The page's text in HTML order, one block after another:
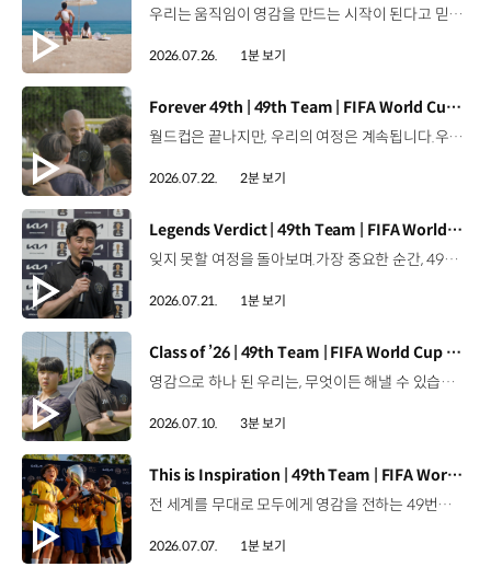
우리는 움직임이 영감을 만드는 시작이 된다고 믿습니다. 기아만의 Movement로 당신의 일상에 영감을 더해줄 2026 Kia Collection을 만나보세요. Designed to move you. Kia Collection 자세히 보기 ▶ #Kia #기아 #KiaCollection #기아컬렉션 #Designedtomoveyou #lifestyle
2026.07.26. 1분 보기
[동영상]
Forever 49th | 49th Team | FIFA World Cup 2026™
월드컵은 끝나지만, 우리의 여정은 계속됩니다.우리는 영원한 49번째 팀입니다. 자세히 보기 ▶ #Kia #InspirationConnectsUsAll #49thTeam #OMBC #FIFAWorldCup2026 유튜브 쇼츠 보기 >
2026.07.22. 2분 보기
[동영상]
Legends Verdict | 49th Team | FIFA World Cup 2026™
잊지 못할 여정을 돌아보며.가장 중요한 순간, 49번째 팀이 공을 건네며 완벽하게 임무를 해낸 그 순간을 함께 돌아봅니다. 자세히 보기 ▶ #Kia #InspirationConnectsUsAll #49thTeam #OMBC #FIFAWorldCup2026 유튜브 쇼츠 보기 >
2026.07.21. 1분 보기
[동영상]
Class of ’26 | 49th Team | FIFA World Cup 2026™
영감으로 하나 된 우리는, 무엇이든 해낼 수 있습니다.세계 곳곳에서 모인 2026년의 주인공들이 FIFA 월드컵™ 오피셜 매치볼 캐리어로 꿈의 무대에 섰습니다. 자세히 보기 ▶ #Kia #InspirationConnectsUsAll #49thTeam #OMBC #FIFAWorldCup2026 유튜브 쇼츠 보기 >
2026.07.10. 3분 보기
[동영상]
This is Inspiration | 49th Team | FIFA World Cup 2026™
전 세계를 무대로 모두에게 영감을 전하는 49번째 팀.FIFA 월드컵 2026™을 향한 여정 속, 이제 사람들의 시선은 이 어린 스타들에게 향합니다. 자세히 보기 ▶ #Kia #InspirationConnectsUsAll #49thTeam #OMBC #FIFAWorldCup2026 유튜브 쇼츠 보기 >
2026.07.07. 1분 보기